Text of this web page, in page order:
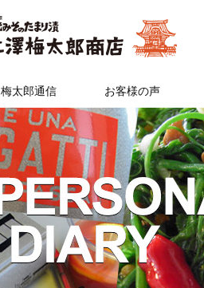
梅太郎通信 お客様の声